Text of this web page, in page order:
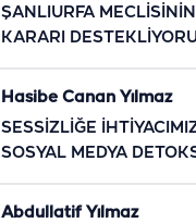
ŞANLIURFA MECLİSİNİN
KARARI
Hasibe Canan Yılmaz
SESSİZLİĞE
SOSYAL MEDYA
Abdullatif Yılmaz